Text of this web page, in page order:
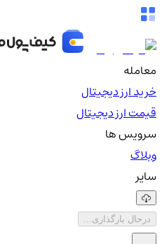
معامله
خرید ارز دیجیتال
قیمت ارز دیجیتال
سرویس ها
وبلاگ
سایر
درحال بارگذاری...